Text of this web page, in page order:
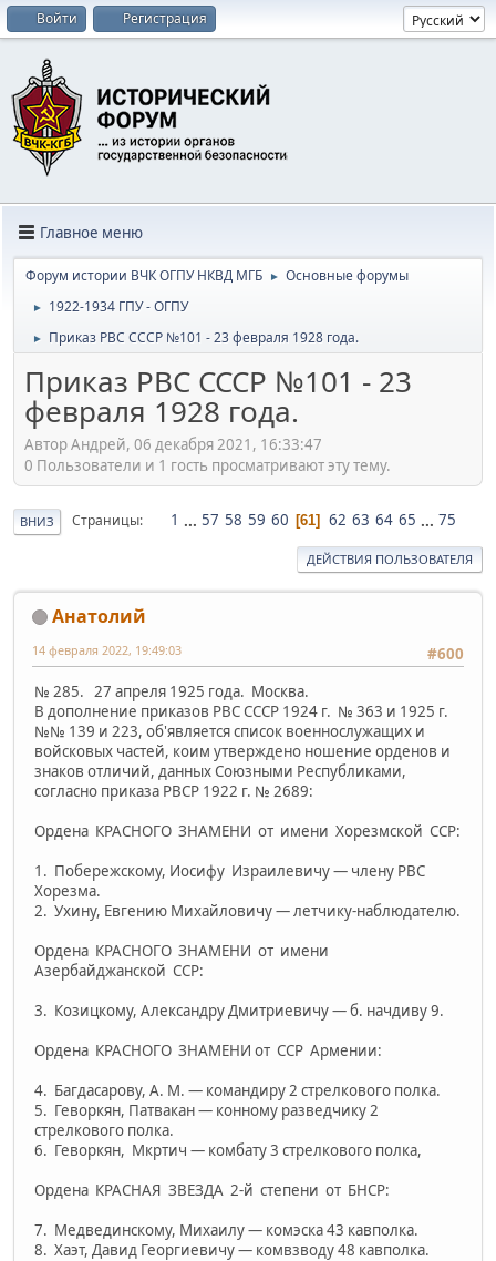
Войти Регистрация
Главное меню
Форум истории ВЧК ОГПУ НКВД МГБ ► Основные форумы
► 1922-1934 ГПУ - ОГПУ
► Приказ РВС СССР №101 - 23 февраля 1928 года.
Приказ РВС СССР №101 - 23
февраля 1928 года.
Автор Андрей, 06 декабря 2021, 16:33:47
0 Пользователи и 1 гость просматривают эту тему.
ВНИЗ Страницы 1 ... 57 58 59 60 61 62 63 64 65 ... 75
ДЕЙСТВИЯ ПОЛЬЗОВАТЕЛЯ
Анатолий
#600
14 февраля 2022, 19:49:03
№ 285. 27 апреля 1925 года. Москва.
В дополнение приказов РВС СССР 1924 г. № 363 и 1925 г.
№№ 139 и 223, об'является список военнослужащих и
войско­вых частей, коим утверждено ношение орденов и
знаков отличий, данных Союзными Республиками,
согласно приказа РВСР 1922 г. № 2689:
Ордена КРАСНОГО ЗНАМЕНИ от имени Хорезмской CСP:
1. Побережскому, Иосифу Израилевичу — члену РВС
Хорезма.
2. Ухину, Евгению Михайловичу — летчику-наблюдателю.
Ордена КРАСНОГО ЗНАМЕНИ от имени
Азербайджанской ССР:
3. Козицкому, Александру Дмитриевичу — б. начдиву 9.
Ордена КРАСНОГО ЗНАМЕНИ от ССР Армении:
4. Багдасарову, А. М. — командиру 2 стрелкового полка.
5. Геворкян, Патвакан — конному разведчику 2
стрелкового полка.
6. Геворкян, Мкртич — комбату 3 стрелкового полка,
Ордена КРАСНАЯ ЗВЕЗДА 2-й степени от БНСР:
7. Медвединскому, Михаилу — комэска 43 кавполка.
8. Хаэт, Давид Георгиевичу — комвзводу 48 кавполка.